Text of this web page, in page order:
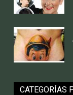
CATEGORÍAS